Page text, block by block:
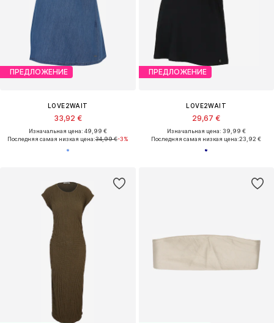
ПРЕДЛОЖЕНИЕ
LOVE2WAIT
33,92 €
Изначальная цена: 49,99 €
Последняя самая низкая цена:34,99 €-3%
ПРЕДЛОЖЕНИЕ
LOVE2WAIT
29,67 €
Изначальная цена: 39,99 €
Последняя самая низкая цена:23,92 €